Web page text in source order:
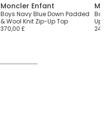
Moncler Enfant
Boys Navy Blue Down Padded
& Wool Knit Zip-Up Top
370,00 £
Boys
Up